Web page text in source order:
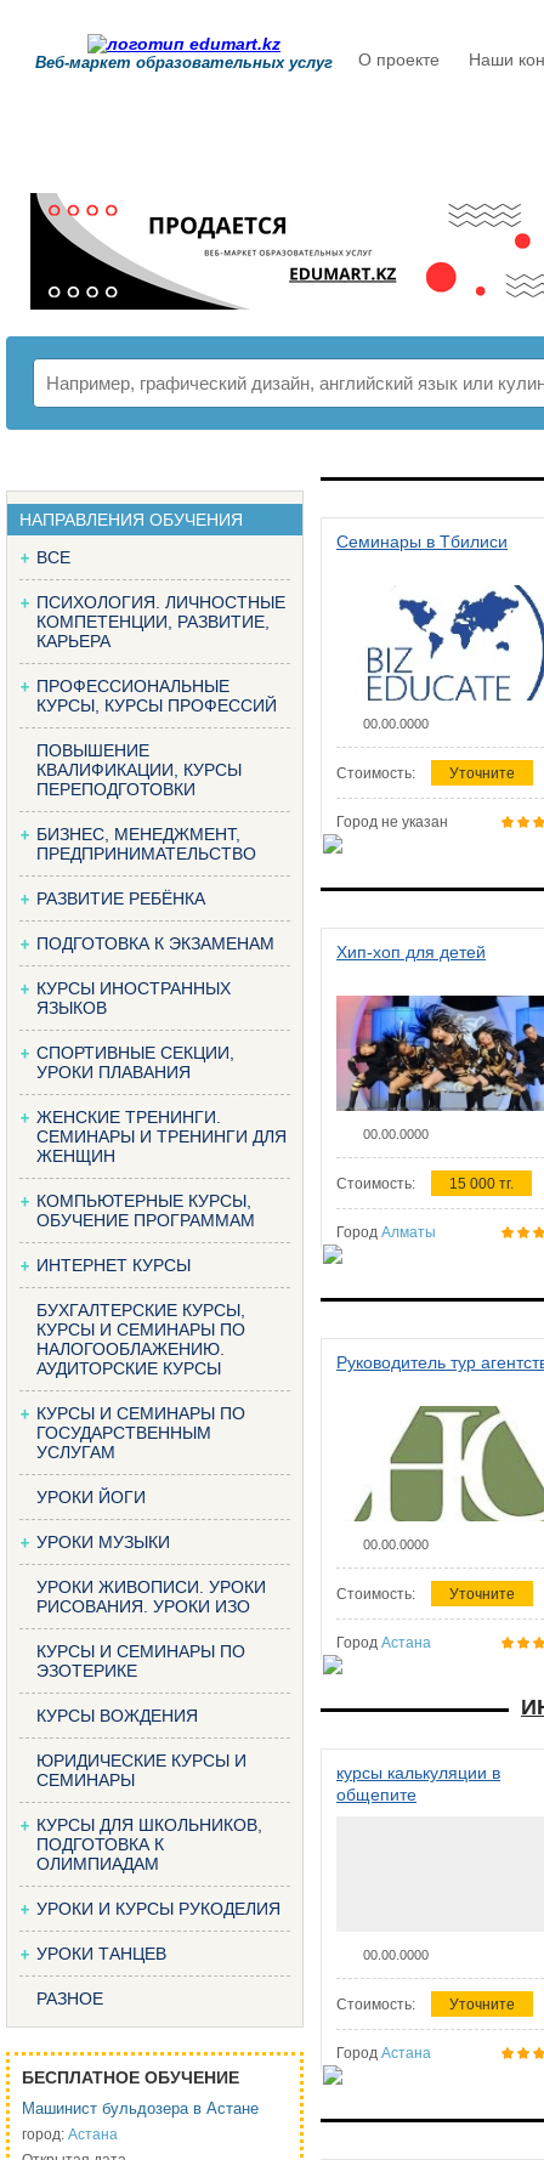
Веб-маркет образовательных услуг О проекте Наши
НАПРАВЛЕНИЯ ОБУЧЕНИЯ
ВСЕ
ПСИХОЛОГИЯ. ЛИЧНОСТНЫЕ
КОМПЕТЕНЦИИ, РАЗВИТИЕ,
КАРЬЕРА
ПРОФЕССИОНАЛЬНЫЕ
КУРСЫ, КУРСЫ ПРОФЕССИЙ
ПОВЫШЕНИЕ
КВАЛИФИКАЦИИ, КУРСЫ
ПЕРЕПОДГОТОВКИ
БИЗНЕС, МЕНЕДЖМЕНТ,
ПРЕДПРИНИМАТЕЛЬСТВО
РАЗВИТИЕ РЕБЁНКА
ПОДГОТОВКА К ЭКЗАМЕНАМ
КУРСЫ ИНОСТРАННЫХ
ЯЗЫКОВ
СПОРТИВНЫЕ СЕКЦИИ,
УРОКИ ПЛАВАНИЯ
ЖЕНСКИЕ ТРЕНИНГИ.
СЕМИНАРЫ И ТРЕНИНГИ ДЛЯ
ЖЕНЩИН
КОМПЬЮТЕРНЫЕ КУРСЫ,
ОБУЧЕНИЕ ПРОГРАММАМ
ИНТЕРНЕТ КУРСЫ
БУХГАЛТЕРСКИЕ КУРСЫ,
КУРСЫ И СЕМИНАРЫ ПО
НАЛОГООБЛАЖЕНИЮ.
АУДИТОРСКИЕ КУРСЫ
КУРСЫ И СЕМИНАРЫ ПО
ГОСУДАРСТВЕННЫМ
УСЛУГАМ
УРОКИ ЙОГИ
УРОКИ МУЗЫКИ
УРОКИ ЖИВОПИСИ. УРОКИ
РИСОВАНИЯ. УРОКИ ИЗО
КУРСЫ И СЕМИНАРЫ ПО
ЭЗОТЕРИКЕ
КУРСЫ ВОЖДЕНИЯ
ЮРИДИЧЕСКИЕ КУРСЫ И
СЕМИНАРЫ
КУРСЫ ДЛЯ ШКОЛЬНИКОВ,
ПОДГОТОВКА К
ОЛИМПИАДАМ
УРОКИ И КУРСЫ РУКОДЕЛИЯ
УРОКИ ТАНЦЕВ
РАЗНОЕ
БЕСПЛАТНОЕ ОБУЧЕНИЕ
Машинист бульдозера в Астане
город: Астана
Семинары в Тбилиси
00.00.0000
Стоимость: Уточните
Город не указан
Хип-хоп для детей
00.00.0000
Стоимость: 15 000 тг.
Город Алматы
Руководитель тур
00.00.0000
Стоимость: Уточните
Город Астана
курсы калькуляции в
общепите
00.00.0000
Стоимость: Уточните
Город Астана